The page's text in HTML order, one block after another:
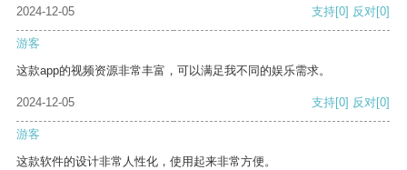
2024-12-05
支持[0] 反对[0]
游客
这款app的视频资源非常丰富，可以满足我不同的娱乐需求。
2024-12-05 支持[0] 反对[0]
游客
这款软件的设计非常人性化，使用起来非常方便。